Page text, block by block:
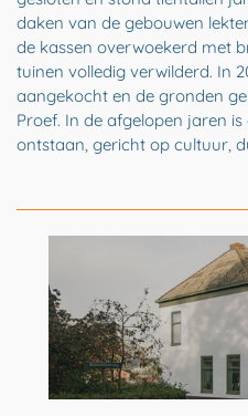
daken van de gebouwen
de kassen overwoekerd met
tuinen volledig verwilderd. In
aangekocht en de gronden
Proef. In de afgelopen jaren
ontstaan, gericht op cultuur,